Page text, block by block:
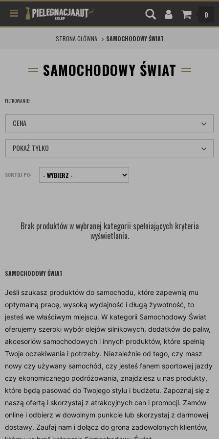
0
STRONA GŁÓWNA SAMOCHODOWY ŚWIAT
SAMOCHODOWY ŚWIAT
FILTROWANIE:
CENA
POKAŻ TYLKO
SORTUJ PO:
Brak produktów w wybranej kategorii spełniających kryteria
wyświetlania.
SAMOCHODOWY ŚWIAT
Jeśli szukasz produktów do samochodu, które zapewnią mu
optymalną pracę, wysoką wydajność i długą żywotność, to
jesteś we właściwym miejscu. W kategorii Samochodowy Świat
oferujemy szeroki wybór olejów silnikowych, dodatków do paliw,
akcesoriów samochodowych i innych produktów, które spełnią
Twoje oczekiwania i potrzeby. Niezależnie od tego, czy masz
nowy czy używany samochód, czy jesteś fanem sportowej jazdy
czy ekonomicznego podróżowania, znajdziesz u nas produkty,
które będą pasować do Twojego stylu i budżetu. Zapoznaj się z
naszą ofertą i skorzystaj z atrakcyjnych cen i promocji. Zamów
online i odbierz w dowolnym punkcie lub skorzystaj z darmowej
dostawy. Zaufaj nam i dołącz do grona zadowolonych klientów,